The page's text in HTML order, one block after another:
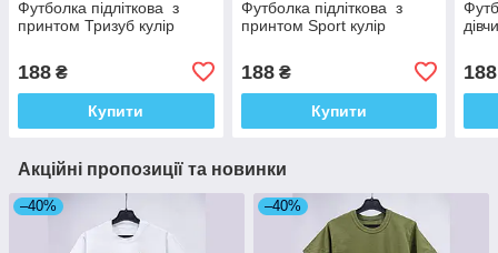
Футболка підліткова з
принтом Тризуб кулір
188 ₴
Купити
Футболка підліткова з
принтом Sport кулір
188₴
Купити
188
Акційні пропозиції та новинки
–40% –40%